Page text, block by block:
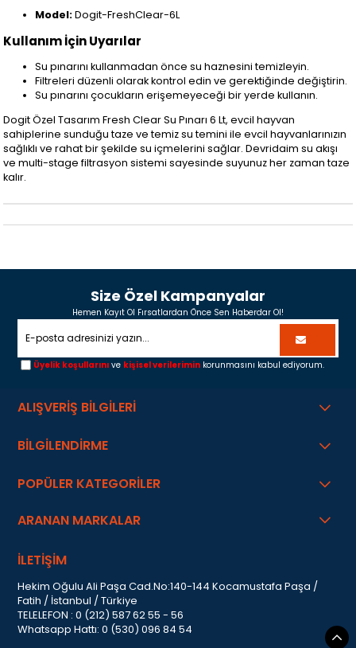
Model:Dogit-FreshClear-6L
Kullanım İçin Uyarılar
Su pınarını kullanmadan önce su haznesini temizleyin.
Filtreleri düzenli olarak kontrol edin ve gerektiğinde değiştirin.
Su pınarını çocukların erişemeyeceği bir yerde kullanın.
Dogit Özel Tasarım Fresh Clear Su Pınarı 6 Lt, evcil hayvan
sahiplerine sunduğu taze ve temiz su temini ile evcil hayvanlarınızın
sağlıklı ve rahat bir şekilde su içmelerini sağlar. Devridaim su akışı
ve multi-stage filtrasyon sistemi sayesinde suyunuz her zaman taze
kalır.
Size Özel Kampanyalar
Hemen Kayıt Ol Fırsatlardan Önce Sen Haberdar Ol!
Üyelik koşullarını ve kişisel verilerimin korunmasını kabul ediyorum.
ALIŞVERİŞ BİLGİLERİ
BİLGİLENDİRME
POPÜLER KATEGORİLER
ARANAN MARKALAR
İLETİŞİM
Hekim Oğulu Ali Paşa Cad.No:140-144 Kocamustafa Paşa /
Fatih / İstanbul / Türkiye
TELELEFON : 0 (212) 587 62 55 - 56
Whatsapp Hattı: 0 (530) 096 84 54